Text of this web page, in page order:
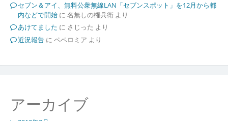
セブン＆アイ、無料公衆無線LAN「セブンスポット」を12月から都
内などで開始に 名無しの権兵衛より
あけてました に さじった より
近況報告に ペペロミア より
アーカイブ